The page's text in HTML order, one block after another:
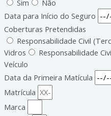
Sim
Não
Data para Início do Seguro
Coberturas Pretendidas
Responsabilidade Civil
Vidros
Responsabilidade
Veículo
Data da Primeira Matícula
Matrícula
Marca